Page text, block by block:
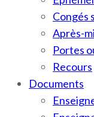
Congés
Après-
Portes
Recours
Documents